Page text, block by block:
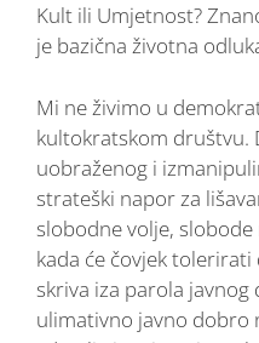
Kult ili Umjetnost?
je bazična životna
Mi ne živimo u
kultokratskom društvu.
uobraženog i
strateški napor za
slobodne volje,
kada će čovjek
skriva iza parola javnog
ulimativno javno dobro